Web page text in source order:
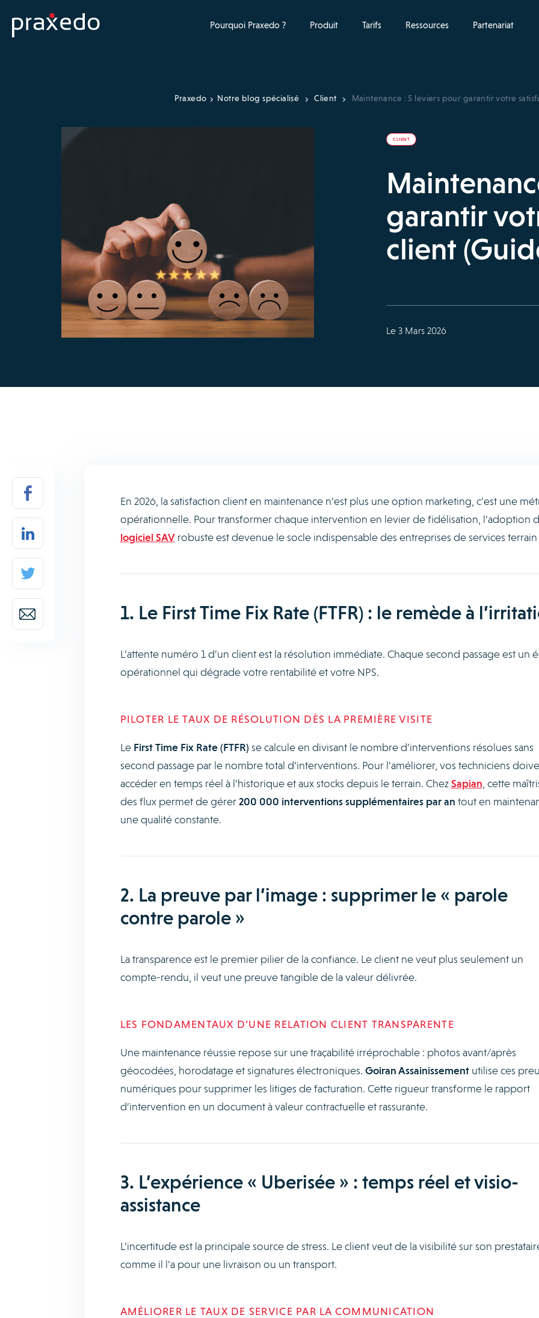
Pourquoi Praxedo ? Produit Tarifs Ressources Partenariat
Praxedo Notre blog spécialisé Client Maintenance : 5 leviers pour garantir votre
CLIENT
garantir
client
Le 3 Mars 2026
En 2026, la satisfaction client en maintenance n’est plus une option marketing, c’est une
opérationnelle. Pour transformer chaque intervention en levier de fidélisation, l’adoption
logiciel SAVrobuste est devenue le socle indispensable des entreprises de services terrain
1. Le First Time Fix Rate (FTFR) : le remède à
L’attente numéro 1 d’un client est la résolution immédiate. Chaque second passage est un
opérationnel qui dégrade votre rentabilité et votre NPS.
PILOTER LE TAUX DE RÉSOLUTION DÈS LA PREMIÈRE VISITE
Le First Time Fix Rate (FTFR) se calcule en divisant le nombre d’interventions résolues sans
second passage par le nombre total d’interventions. Pour l’améliorer, vos techniciens
accéder en temps réel à l’historique et aux stocks depuis le terrain. ChezSapian , cette
des flux permet de gérer200 000 interventions supplémentaires par an tout en
une qualité constante.
2. La preuve par l’image : supprimer le « parole
contre parole »
La transparence est le premier pilier de la confiance. Le client ne veut plus seulement un
compte-rendu, il veut une preuve tangible de la valeur délivrée.
LES FONDAMENTAUX D’UNE RELATION CLIENT TRANSPARENTE
Une maintenance réussie repose sur une traçabilité irréprochable : photos avant/après
géocodées, horodatage et signatures électroniques. Goiran Assainissementutilise ces
numériques pour supprimer les litiges de facturation. Cette rigueur transforme le rapport
d’intervention en un document à valeur contractuelle et rassurante.
3. L’expérience « Uberisée » : temps réel et visio-
assistance
L’incertitude est la principale source de stress. Le client veut de la visibilité sur son
comme il l’a pour une livraison ou un transport.
AMÉLIORER LE TAUX DE SERVICE PAR LA COMMUNICATION